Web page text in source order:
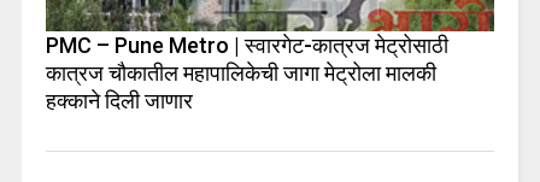
PMC – Pune Metro | स्वारगेट-कात्रज मेट्रोसाठी
कात्रज चौकातील महापालिकेची जागा मेट्रोला मालकी
हक्काने दिली जाणार